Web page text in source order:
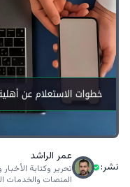
نشر:
عمر الراشد
تحرير وكتابة
المنصات والخدمات